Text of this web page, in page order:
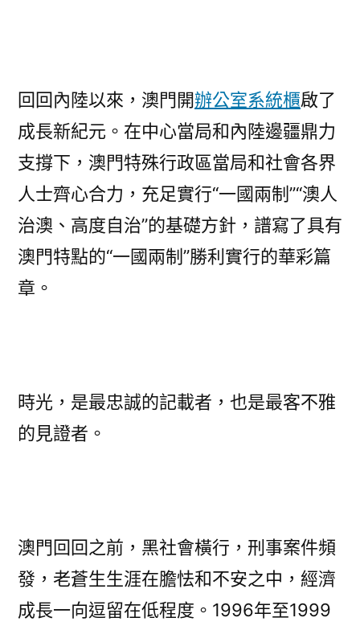
回回內陸以來，澳門開辦公室系統櫃啟了
成長新紀元。在中心當局和內陸邊疆鼎力
支撐下，澳門特殊行政區當局和社會各界
人士齊心合力，充足實行“一國兩制”“澳人
治澳、高度自治”的基礎方針，譜寫了具有
澳門特點的“一國兩制”勝利實行的華彩篇
章。
時光，是最忠誠的記載者，也是最客不雅
的見證者。
澳門回回之前，黑社會橫行，刑事案件頻
發，老蒼生生涯在膽怯和不安之中，經濟
成長一向逗留在低程度。1996年至1999